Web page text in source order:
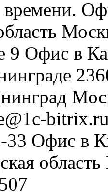
9 Офис в
33 Офис в
область